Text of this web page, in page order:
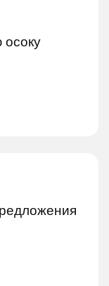
осоку